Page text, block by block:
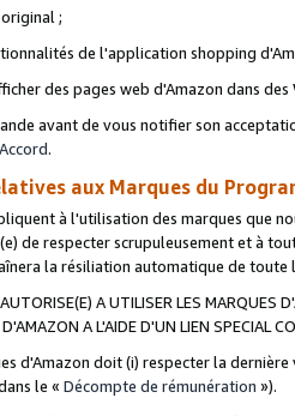
;
de l'application shopping
des pages web d'Amazon dans
avant de vous notifier son
Accord.
aux Marques du
à l'utilisation des marques que
de respecter scrupuleusement et à
la résiliation automatique de
A UTILISER LES MARQUES
A L'AIDE D'UN LIEN SPECIAL
d'Amazon doit (i) respecter la
le « Décompte de rémunération »).